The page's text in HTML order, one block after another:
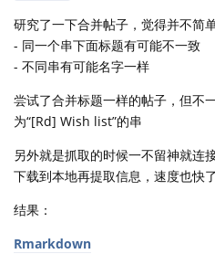
研究了一下合并帖子，觉得并不简
- 同一个串下面标题有可能不一致
- 不同串有可能名字一样
尝试了合并标题一样的帖子，但不
为“[Rd] Wish list”的串
另外就是抓取的时候一不留神就
下载到本地再提取信息，速度也快
结果：
Rmarkdown